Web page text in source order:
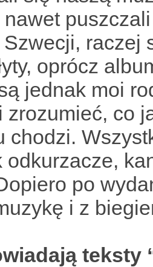
raczej
oprócz
jednak moi
co
chodzi.
odkurzacze,
po
i z
teksty